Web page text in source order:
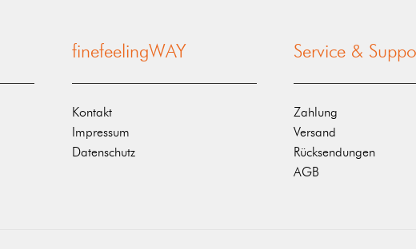
finefeelingWAY
Kontakt
Impressum
Datenschutz
Service &
Zahlung
Versand
Rücksendungen
AGB